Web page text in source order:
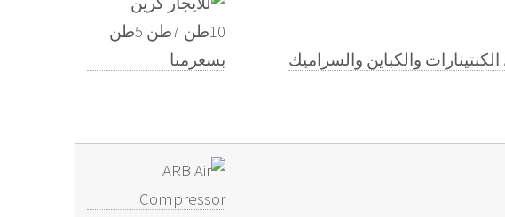
مثل الكنتينارات والكباين والسراميك